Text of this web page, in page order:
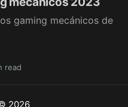
gaming mecánicos de
read
2026